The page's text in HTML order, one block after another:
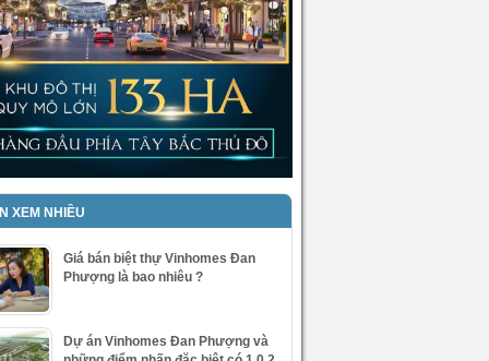
XEM NHIỀU
Giá bán biệt thự Vinhomes Đan
Phượng là bao nhiêu ?
Dự án Vinhomes Đan Phượng và